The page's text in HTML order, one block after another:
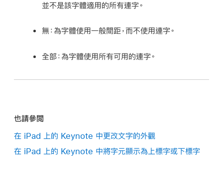
並不是該字體適用的所有連字。
無： 為字體使用一般間距，而不使用連字。
全部： 為字體使用所有可用的連字。
也請參閲
在 iPad 上的 Keynote 中更改文字的外觀
在 iPad 上的 Keynote 中將字元顯示為上標字或下標字